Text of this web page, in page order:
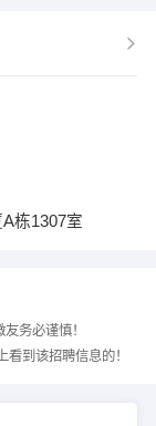
栋1307室
务必谨慎！
到该招聘信息的！